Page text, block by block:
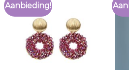
Aanbieding!